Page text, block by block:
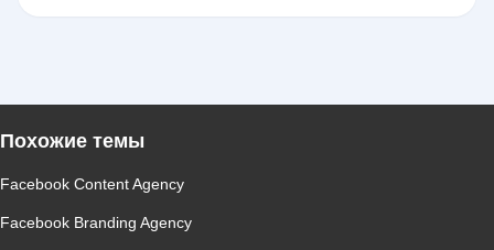
Похожие темы
Facebook Content Agency
Facebook Branding Agency